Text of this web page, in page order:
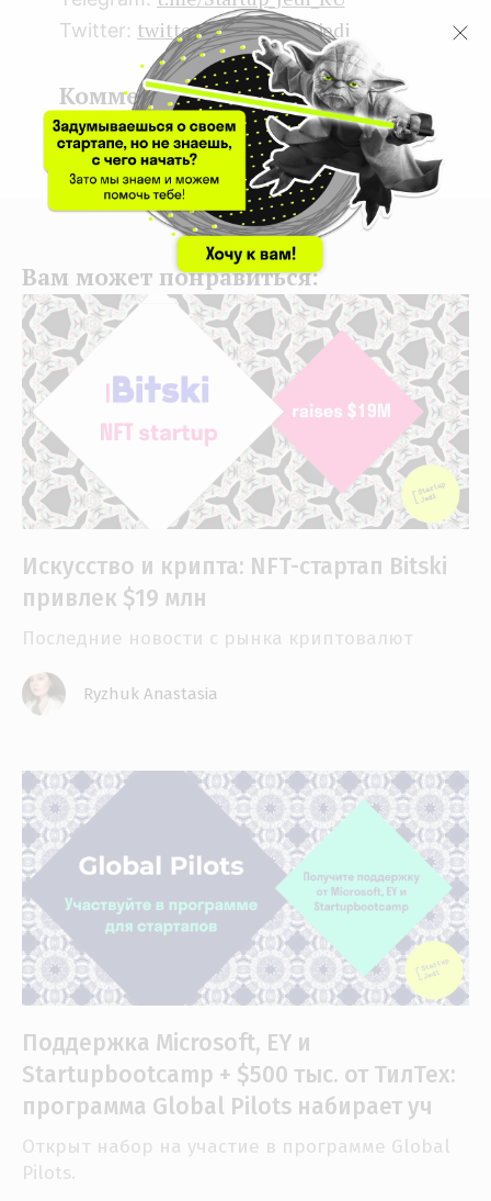
Twitter: twitter.com/startup_jedi
Комментарии
Войдите для того, чтобы оставить комментарий
Вам может понравиться:
Искусство и крипта: NFT-стартап Bitski
привлек $19 млн
Последние новости с рынка криптовалют
Ryzhuk Anastasia
Поддержка Microsoft, EY и
Startupbootcamp + $500 тыс. от ТилТех:
программа Global Pilots набирает уч
Открыт набор на участие в программе Global
Pilots.